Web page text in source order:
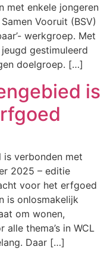
met enkele jongeren
Vooruit (BSV)
werkgroep. Met
gestimuleerd
doelgroep. […]
is
is verbonden met
2025 – editie
voor het erfgoed
is onlosmakelijk
om wonen,
thema’s in WCL
Daar […]